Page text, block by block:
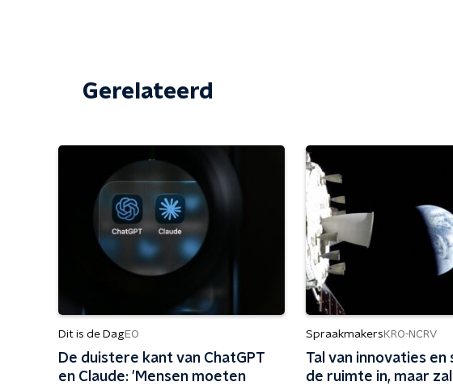
Gerelateerd
Dit is de DagEO
De duistere kant van ChatGPT
en Claude: 'Mensen moeten
Spraakmakers KRO-NCRV
Tal van innovaties
de ruimte in, maar